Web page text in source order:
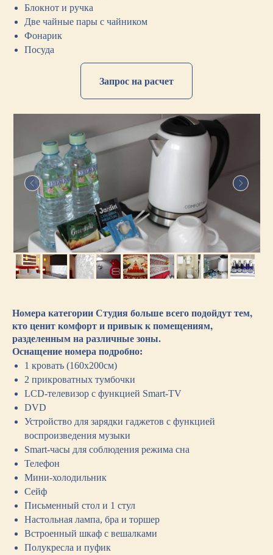
Блокнот и ручка
Две чайные пары с чайником
Фонарик
Посуда
Запрос на расчет
Номера категории Студия больше всего подойдут тем,
кто ценит комфорт и привык к помещениям,
разделенным на различные зоны.
Оснащение номера подробно:
1 кровать (160х200см)
2 прикроватных тумбочки
LCD-телевизор с функцией Smart-TV
DVD
Устройство для зарядки гаджетов с функцией
воспроизведения музыки
Smart-часы для соблюдения режима сна
Телефон
Мини-холодильник
Сейф
Письменный стол и 1 стул
Настольная лампа, бра и торшер
Встроенный шкаф с вешалками
Полукресла и пуфик